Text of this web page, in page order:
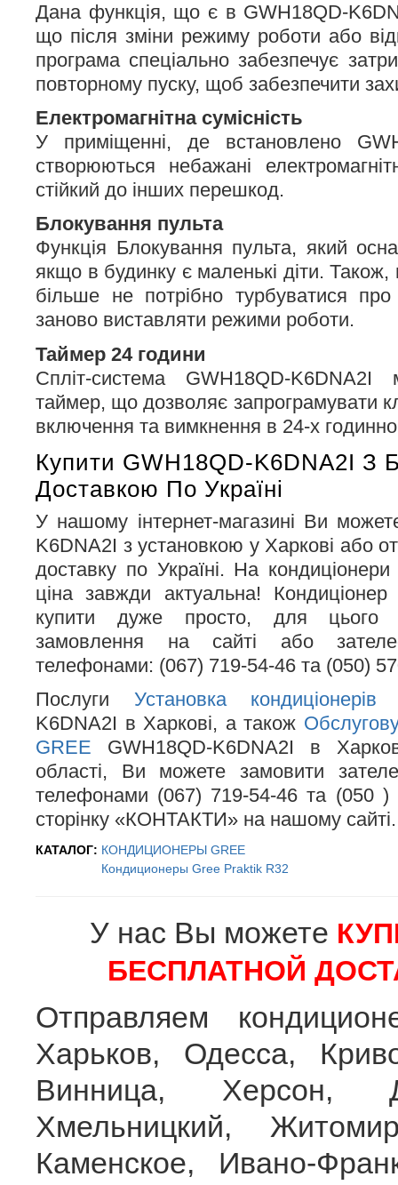
Дана функція, що є в GWH18QD-
що після зміни режиму роботи або
програма спеціально забезпечує
повторному пуску, щоб забезпечити
Електромагнітна сумісність
У приміщенні, де встановлено
створюються небажані
стійкий до інших перешкод.
Блокування пульта
Функція Блокування пульта, який
якщо в будинку є маленькі діти. Також,
більше не потрібно турбуватися
заново виставляти режими роботи.
Таймер 24 години
Спліт-система GWH18QD-
таймер, що дозволяє запрограмувати
включення та вимкнення в 24-х
Купити GWH18QD-K6DNA2I З
Доставкою По Україні
У нашому інтернет-магазині Ви
K6DNA2I з установкою у Харкові або
доставку по Україні. На
ціна завжди актуальна!
купити дуже просто, для цього
замовлення на сайті або
телефонами: (067) 719-54-46 та (050)
Послуги Установка
K6DNA2I в Харкові, а також
GREE GWH18QD-K6DNA2I в
області, Ви можете замовити
телефонами (067) 719-54-46 та (050 )
сторінку «КОНТАКТИ» на нашому сайті.
КАТАЛОГ: КОНДИЦИОНЕРЫ GREE
Кондиционеры Gree Praktik R32
У нас Вы можете
БЕСПЛАТНОЙ
Отправляем
Харьков, Одесса,
Винница, Херсон,
Хмельницкий,
Каменское, Ивано-